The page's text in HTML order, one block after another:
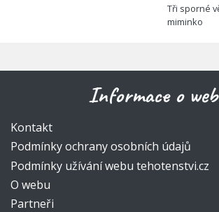
Tři sporné
miminko
Informace o
Kontakt
Podmínky ochrany osobních údajů
Podmínky užívání webu tehotenstvi.cz
O webu
Partneři